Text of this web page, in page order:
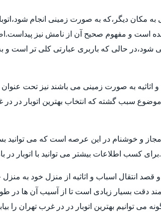
به مکان دیگر،که به صورت زمینی انجام
است و مفهوم صحیح آن از نامش نیز
حالی که باربری عبارتی کلی تر است و
به صورت زمینی می باشند نیز تحت عنوان
سبب گشته که انتخاب بهترین اتوبار در در
و خوشنام در این عرصه است که می توانید
کسب اطلاعات بیشتر می توانید با اتوبار در
انتقال اسباب و اثاثیه از منزل خود به منزل
دقت بسیار زیادی است تا از آسیب آن ها
توانیم بهترین اتوبار در در غرب تهران را